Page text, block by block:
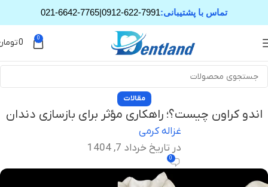
تماس با پشتیبانی:0912-622-7991
|
021-6642-7765
0
0
مقالات
اندو کراون چیست؟؛ راهکاری مؤثر برای بازسازی دندان
غزاله کرمی
در تاریخ خرداد 7, 1404
0